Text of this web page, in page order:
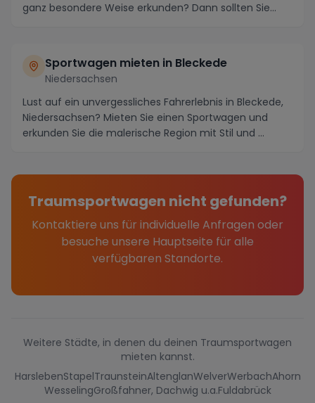
ganz besondere Weise erkunden? Dann sollten Sie
Sportwagen mieten in Bleckede
Niedersachsen
Lust auf ein unvergessliches Fahrerlebnis in Bleckede,
Niedersachsen? Mieten Sie einen Sportwagen und
erkunden Sie die malerische Region mit Stil und ...
Traumsportwagen nicht gefunden?
Kontaktiere uns für individuelle Anfragen oder
besuche unsere Hauptseite für alle
verfügbaren Standorte.
Weitere Städte, in denen du deinen Traumsportwagen
mieten kannst.
HarslebenStapelTraunsteinAltenglanWelverWerbachAhorn
WesselingGroßfahner, Dachwig u.a.Fuldabrück